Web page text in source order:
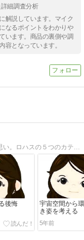
細調査分析
解説しています。マイク
なるポイントをわかりや
います。商品の裏側や調
容となっています。
日本的なロハスが好き。そんな日常と思い。ロハスの５つのカテゴリーに合わせ茶道、太陽光発電、山歩き等綴った日々の学びブログ
後悔
宇宙空間から
き姿を考える
5年前